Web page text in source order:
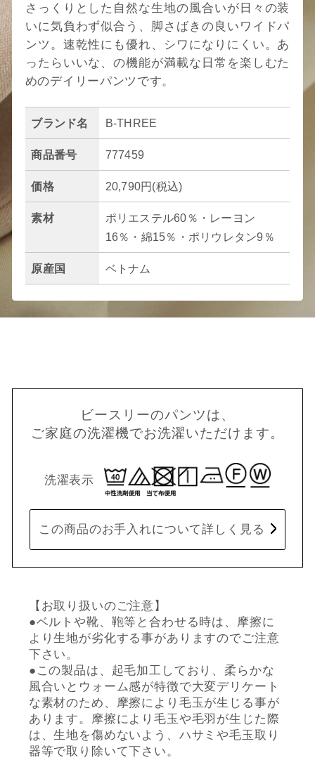
さっくりとした自然な生地の風合いが日々の装
いに気負わず似合う、脚さばきの良いワイドパ
ンツ。速乾性にも優れ、シワになりにくい。あ
ったらいいな、の機能が満載な日常を楽しむた
めのデイリーパンツです。
ブランド名 B-THREE
商品番号 777459
価格 20,790円(税込)
素材
ポリエステル60％・レーヨン
16％・綿15％・ポリウレタン9％
原産国 ベトナム
ビースリーのパンツは、
ご家庭の洗濯機でお洗濯いただけます。
洗濯表示
この商品のお手入れについて詳しく見る
【お取り扱いのご注意】
●ベルトや靴、鞄等と合わせる時は、摩擦に
より生地が劣化する事がありますのでご注意
下さい。
●この製品は、起毛加工しており、柔らかな
風合いとウォーム感が特徴で大変デリケート
な素材のため、摩擦により毛玉が生じる事が
あります。摩擦により毛玉や毛羽が生じた際
は、生地を傷めないよう、ハサミや毛玉取り
器等で取り除いて下さい。